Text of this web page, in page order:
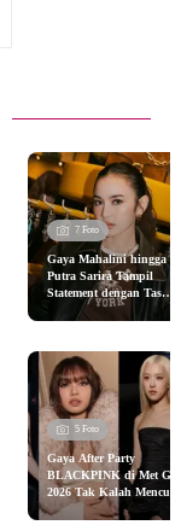
7 Foto
Gaya Mahalini hingga El
Putra Sarira Tampil
Statement dengan Tas
Coach Spring 2026 di
5 Foto
Gaya After Party
BLACKPINK di Met
2026 Tak Kalah Mencuri
Perhatian